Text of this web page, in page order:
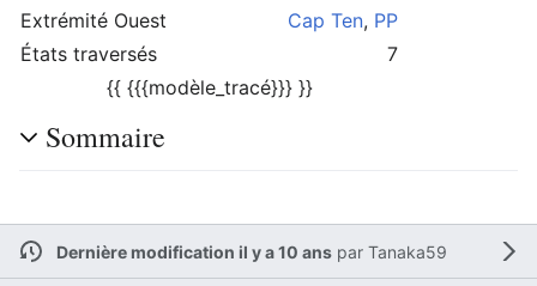
Extrémité Ouest
Cap Ten, PP
États traversés
7
{{ {{{modèle_tracé}}} }}
Sommaire
Dernière modification il y a 10 anspar Tanaka59